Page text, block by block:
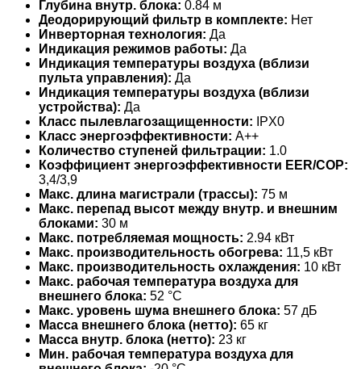
Глубина внутр. блока: 0.84 м
Деодорирующий фильтр в комплекте: Нет
Инверторная технология: Да
Индикация режимов работы: Да
Индикация температуры воздуха (вблизи
пульта управления): Да
Индикация температуры воздуха (вблизи
устройства): Да
Класс пылевлагозащищенности: IPX0
Класс энергоэффективности: A++
Количество ступеней фильтрации: 1.0
Коэффициент энергоэффективности EER/COP:
3,4/3,9
Макс. длина магистрали (трассы): 75 м
Макс. перепад высот между внутр. и внешним
блоками: 30 м
Макс. потребляемая мощность: 2.94 кВт
Макс. производительность обогрева: 11,5 кВт
Макс. производительность охлаждения: 10 кВт
Макс. рабочая температура воздуха для
внешнего блока: 52 °С
Макс. уровень шума внешнего блока: 57 дБ
Масса внешнего блока (нетто): 65 кг
Масса внутр. блока (нетто): 23 кг
Мин. рабочая температура воздуха для